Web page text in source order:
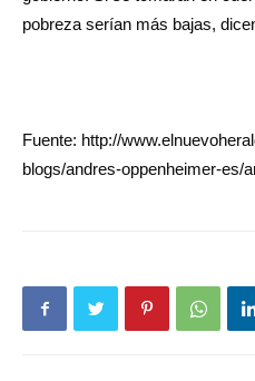
pobreza serían más bajas,
Fuente: http://
blogs/andres-oppenheimer-es/